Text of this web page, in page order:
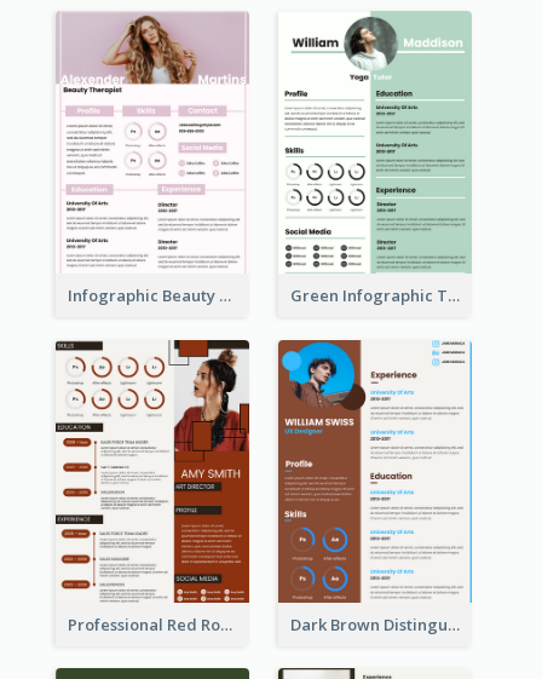
Infographic Beauty Consultant Resume Green Infographic Teacher Resume
Professional Red Rouge Resume Dark Brown Distinguished Modern Resume